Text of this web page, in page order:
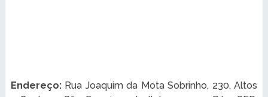
Endereço:Rua Joaquim da Mota Sobrinho, 230, Altos